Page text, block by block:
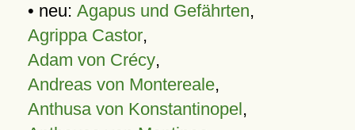
• neu: Agapus und Gefährten,
Agrippa Castor,
Adam von Crécy,
Andreas von Montereale,
Anthusa von Konstantinopel,